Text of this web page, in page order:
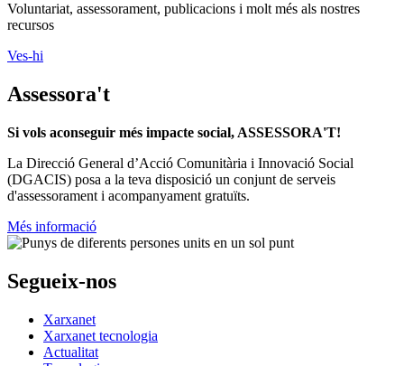
Voluntariat, assessorament, publicacions i molt més als nostres
recursos
Ves-hi
Assessora't
Si vols aconseguir més impacte social, ASSESSORA'T!
La Direcció General d’Acció Comunitària i Innovació Social
(DGACIS) posa a la teva disposició un conjunt de serveis
d'assessorament i acompanyament gratuïts.
Més informació
Segueix-nos
Xarxanet
Xarxanet tecnologia
Actualitat